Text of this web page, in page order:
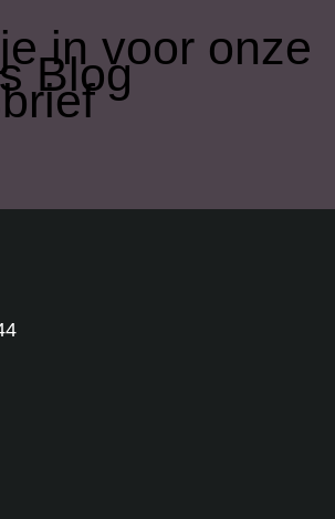
in voor onze
Blog